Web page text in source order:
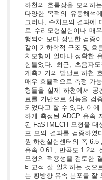
하천의 흐름장을 모의하
다양한 목적의 유동해석
그러나, 수치모의 결과에
로 수리모형실험이나 매
행되어 보다 정밀한 검증
같이 기하학적 구조 및 흐
치모형이 얼마나 정확한
힘들었다. 최근, 초음파
계측기기의 발달로 하천
매우 효율적으로 측정 가
형들을 실제 하천에서 공
료를 기반으로 성능을 검
되었다고 할 수 있다. 이
하게 측정된 ADCP 유속
된 FaSTMECH 모형을
포 모의 결과를 검증하였
원 하천실험센터의 폭
유속 0.61 , 만곡도 1.2의
모형의 적용성을 검토한
비교적 잘 일치하는 것으
는 횡방향 유속 분포를 잘